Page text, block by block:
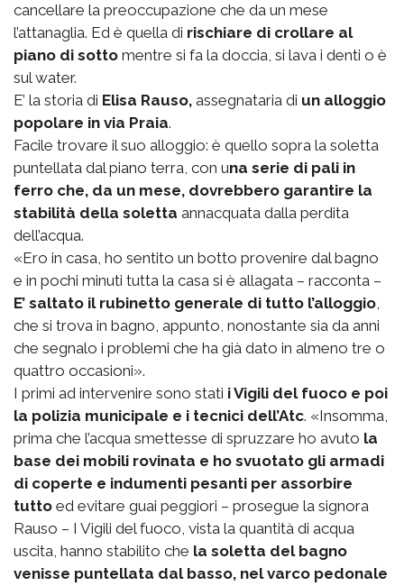
cancellare la preoccupazione che da un mese
l’attanaglia. Ed è quella di rischiare di crollare al
piano di sotto mentre si fa la doccia, si lava i denti o è
sul water.
E’ la storia di Elisa Rauso, assegnataria di un alloggio
popolare in via Praia.
Facile trovare il suo alloggio: è quello sopra la soletta
puntellata dal piano terra, con una serie di pali in
ferro che, da un mese, dovrebbero garantire la
stabilità della soletta annacquata dalla perdita
dell’acqua.
«Ero in casa, ho sentito un botto provenire dal bagno
e in pochi minuti tutta la casa si è allagata – racconta –
E’ saltato il rubinetto generale di tutto l’alloggio,
che si trova in bagno, appunto, nonostante sia da anni
che segnalo i problemi che ha già dato in almeno tre o
quattro occasioni».
I primi ad intervenire sono stati i Vigili del fuoco e poi
la polizia municipale e i tecnici dell’Atc. «Insomma,
prima che l’acqua smettesse di spruzzare ho avuto la
base dei mobili rovinata e ho svuotato gli armadi
di coperte e indumenti pesanti per assorbire
tutto ed evitare guai peggiori – prosegue la signora
Rauso – I Vigili del fuoco, vista la quantità di acqua
uscita, hanno stabilito che la soletta del bagno
venisse puntellata dal basso, nel varco pedonale